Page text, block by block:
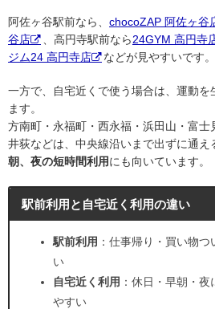
阿佐ヶ谷駅前なら、 chocoZAP 阿佐ヶ谷
谷店
、高円寺駅前なら24GYM 高円寺
ジム24 高円寺店
などが見やすいです。
一方で、自宅近くで使う場合は、運動を
ます。
方南町・永福町・西永福・浜田山・富士
井荻などは、中央線沿いまで出ずに通え
朝、夜の短時間利用にも向いています。
駅前利用と自宅近く利用の違い
駅前利用 ：仕事帰り・買い物
い
自宅近く利用 ：休日・早朝・
やすい